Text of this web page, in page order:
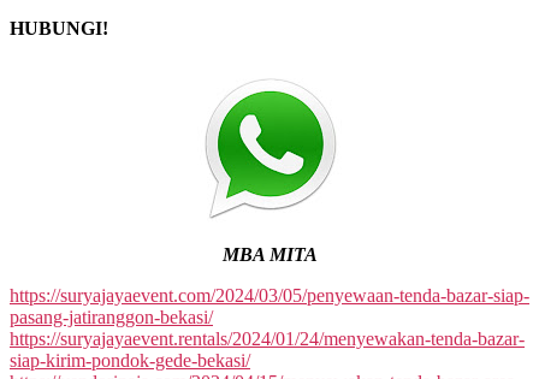
HUBUNGI!
MBA MITA
https://suryajayaevent.com/2024/03/05/penyewaan-tenda-bazar-siap-
pasang-jatiranggon-bekasi/
https://suryajayaevent.rentals/2024/01/24/menyewakan-tenda-bazar-
siap-kirim-pondok-gede-bekasi/